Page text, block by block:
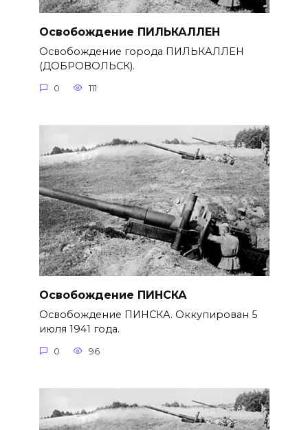
Освобождение ПИЛЬКАЛЛЕН
Освобождение города ПИЛЬКАЛЛЕН
(ДОБРОВОЛЬСК).
0 111
Освобождение ПИНСКА
Освобождение ПИНСКА. Оккупирован 5
июля 1941 года.
0 96